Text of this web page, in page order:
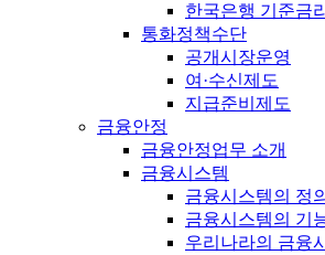
한국은행 기준금
통화정책수단
공개시장운영
여·수신제도
지급준비제도
금융안정
금융안정업무 소개
금융시스템
금융시스템의 정의
금융시스템의 기
우리나라의 금융